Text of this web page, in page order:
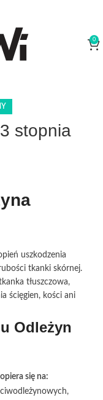
0
stopnia
uszkodzenia
tkanki skórnej.
tłuszczowa,
ścięgien, kości ani
Odleżyn
się na: